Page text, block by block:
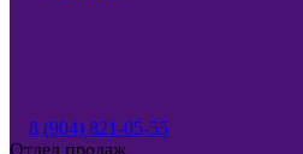
8 (904) 821-05-55
Отдел продаж